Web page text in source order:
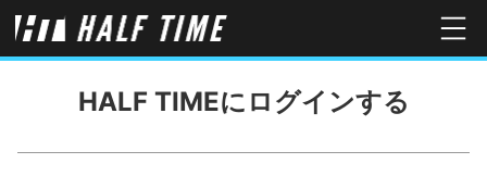
HALF TIMEにログインする